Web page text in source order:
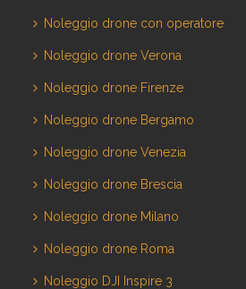
Noleggio drone con operatore
Noleggio drone Verona
Noleggio drone Firenze
Noleggio drone Bergamo
Noleggio drone Venezia
Noleggio drone Brescia
Noleggio drone Milano
Noleggio drone Roma
Noleggio DJI Inspire 3